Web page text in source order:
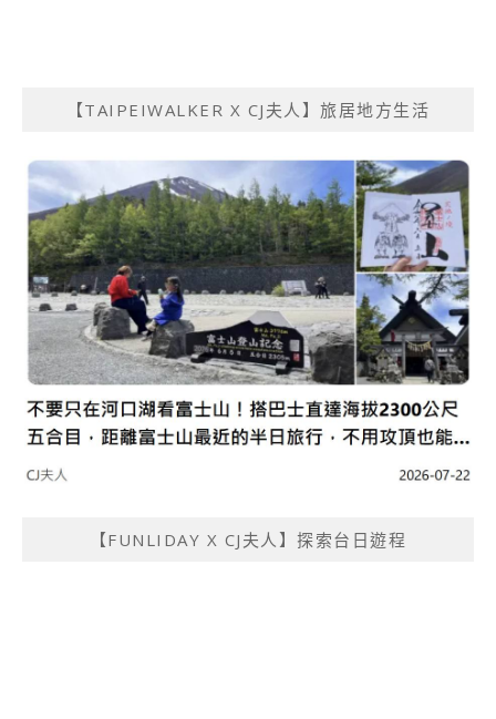
【TAIPEIWALKER X CJ夫人】旅居地方生活
【FUNLIDAY X CJ夫人】探索台日遊程